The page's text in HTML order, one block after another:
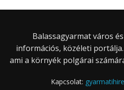
Balassagyarmat város
információs, közéleti
ami a környék polgárai
Kapcsolat: